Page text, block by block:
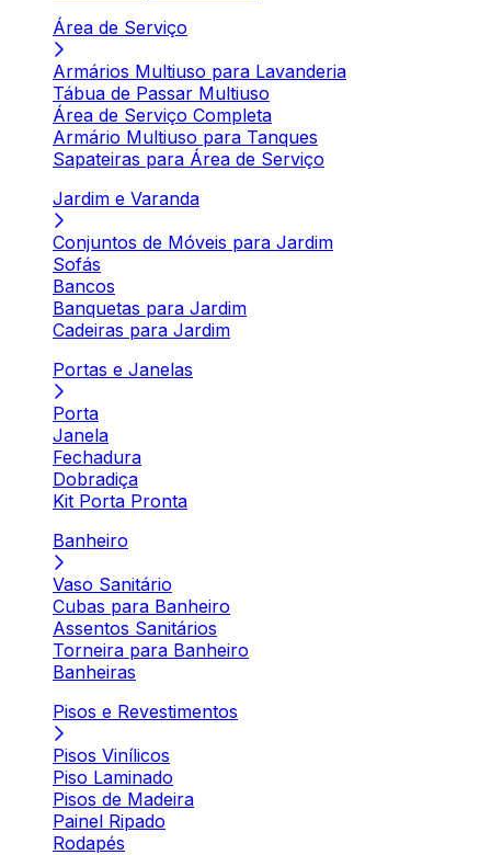
Área de Serviço
Armários Multiuso para Lavanderia
Tábua de Passar Multiuso
Área de Serviço Completa
Armário Multiuso para Tanques
Sapateiras para Área de Serviço
Jardim e Varanda
Conjuntos de Móveis para Jardim
Sofás
Bancos
Banquetas para Jardim
Cadeiras para Jardim
Portas e Janelas
Porta
Janela
Fechadura
Dobradiça
Kit Porta Pronta
Banheiro
Vaso Sanitário
Cubas para Banheiro
Assentos Sanitários
Torneira para Banheiro
Banheiras
Pisos e Revestimentos
Pisos Vinílicos
Piso Laminado
Pisos de Madeira
Painel Ripado
Rodapés